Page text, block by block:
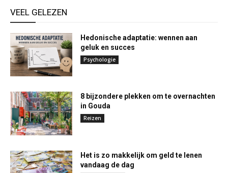
VEEL GELEZEN
Hedonische adaptatie: wennen aan
geluk en succes
Psychologie
8 bijzondere plekken om te overnachten
in Gouda
Reizen
Het is zo makkelijk om geld te lenen
vandaag de dag